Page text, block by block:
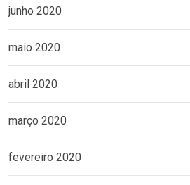
junho 2020
maio 2020
abril 2020
março 2020
fevereiro 2020